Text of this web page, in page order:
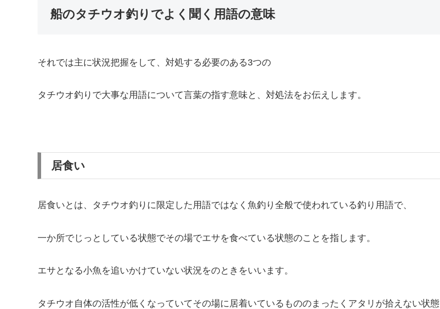
船のタチウオ釣りでよく聞く用語の意味
それでは主に状況把握をして、対処する必要のある3つの
タチウオ釣りで大事な用語について言葉の指す意味と、対処法をお伝えします。
居食い
居食いとは、タチウオ釣りに限定した用語ではなく魚釣り全般で使われている釣り用語で、
一か所でじっとしている状態でその場でエサを食べている状態のことを指します。
エサとなる小魚を追いかけていない状況をのときをいいます。
タチウオ自体の活性が低くなっていてその場に居着いているもののまったくアタリが拾えない状態